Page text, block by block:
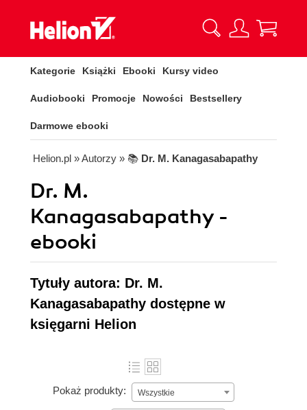
Kategorie Książki Ebooki Kursy video
Audiobooki Promocje Nowości Bestsellery
Darmowe ebooki
Helion.pl » Autorzy » 📚 Dr. M. Kanagasabapathy
Dr. M.
Kanagasabapathy -
ebooki
Tytuły autora: Dr. M.
Kanagasabapathy dostępne w
księgarni Helion
Pokaż produkty: Wszystkie